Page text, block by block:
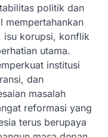
politik dan
mempertahankan
isu korupsi, konflik
utama.
institusi
dan
masalah
reformasi yang
terus berupaya